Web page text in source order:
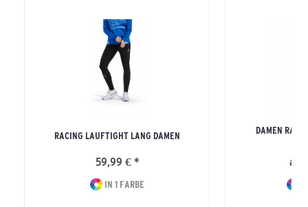
RACING LAUFTIGHT LANG DAMEN
59,99 € *
IN 1 FARBE
DAMEN
ab